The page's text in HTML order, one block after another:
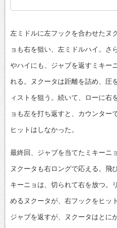
左ミドルに左フックを合わせたヌ
ョも右を狙い、左ミドルハイ。さ
やハイにも、ジャブを返すミキー
れる。ヌクータは距離を詰め、圧
ィストを狙う。続いて、ローに右
ョも左を打ち返すと、カウンター
ヒットはしなかった。
最終回、ジャブを当てたミキーニ
ヌクータも右ロングで応える。飛
キーニョは、切られて右を放つ。
めるヌクータが、右フックをヒッ
ジャブを返すが、ヌクータはとに